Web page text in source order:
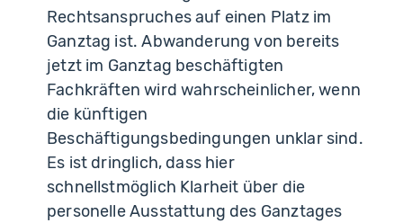
Rechtsanspruches auf einen Platz im
Ganztag ist. Abwanderung von bereits
jetzt im Ganztag beschäftigten
Fachkräften wird wahrscheinlicher, wenn
die künftigen
Beschäftigungsbedingungen unklar sind.
Es ist dringlich, dass hier
schnellstmöglich Klarheit über die
personelle Ausstattung des Ganztages